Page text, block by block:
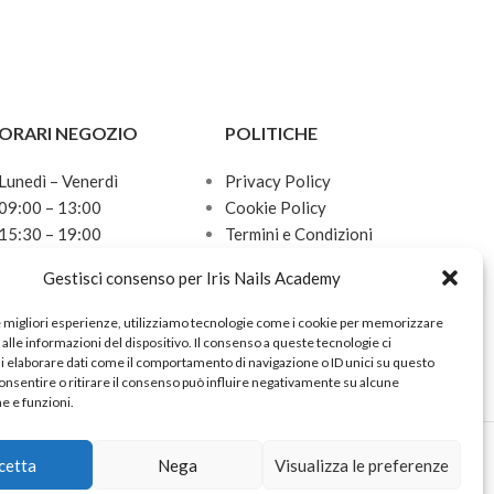
Gestisci consenso per Iris Nails Academy
esperienze, utilizziamo tecnologie come i cookie per memorizzare
informazioni del dispositivo. Il consenso a queste tecnologie ci
elaborare dati come il comportamento di navigazione o ID unici su questo
o ritirare il consenso può influire negativamente su alcune
e funzioni.
Nega Visualizza le preferenze
e
ORARI NEGOZIO
Lunedì – Venerdì
– 13:00
15:30 – 19:00
10:00 – 13:00
Domenica
POLITICHE
Privacy Policy
Cookie Policy
Termini e Condizioni